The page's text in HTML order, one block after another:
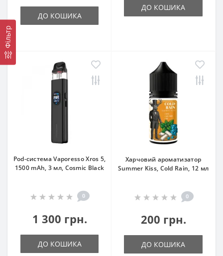
Фільтр
ДО КОШИКА
ДО КОШИКА
Pod-система Vaporesso Xros 5,
1500 mAh, 3 мл, Cosmic Black
0
1 300 грн.
ДО КОШИКА
Харчовий ароматизатор
Summer Kiss, Cold Rain, 12 мл
0
200 грн.
ДО КОШИКА